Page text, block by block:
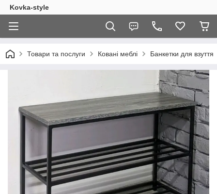
Kovka-style
Товари та послуги Ковані меблі Банкетки для взуття